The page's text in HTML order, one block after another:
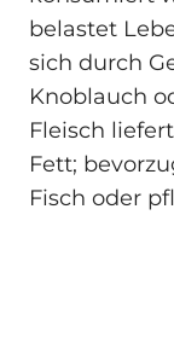
belastet
sich durch
Knoblauch
Fleisch
Fett;
Fisch oder